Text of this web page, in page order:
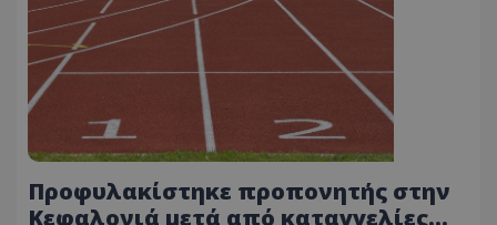
Προφυλακίστηκε προπονητής στην
Κεφαλονιά μετά από καταγγελίες